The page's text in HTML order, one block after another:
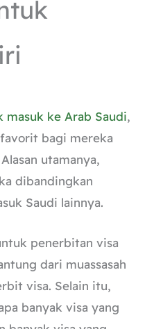
masuk ke Arab Saudi,
bagi mereka
utamanya,
dibandingkan
Saudi lainnya.
penerbitan visa
dari muassasah
visa. Selain itu,
banyak visa yang